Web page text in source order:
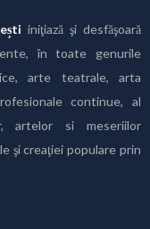
iniţiază şi desfăşoară
în toate genurile
arte teatrale, arta
continue, al
artelor si meseriilor
şi creaţiei populare prin